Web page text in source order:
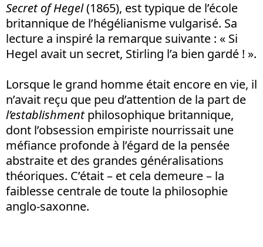
Secret of Hegel(1865), est typique de l’école
britannique de l’hégélianisme vulgarisé. Sa
lecture a inspiré la remarque suivante : « Si
Hegel avait un secret, Stirling l’a bien gardé ! ».
Lorsque le grand homme était encore en vie, il
n’avait reçu que peu d’attention de la part de
l’establishmentphilosophique britannique,
dont l’obsession empiriste nourrissait une
méfiance profonde à l’égard de la pensée
abstraite et des grandes généralisations
théoriques. C’était – et cela demeure – la
faiblesse centrale de toute la philosophie
anglo-saxonne.